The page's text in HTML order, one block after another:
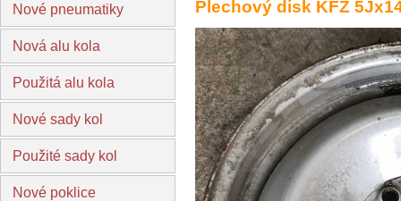
Nové pneumatiky
Nová alu kola
Použitá alu kola
Nové sady kol
Použité sady kol
Nové poklice
Plechový disk KFZ